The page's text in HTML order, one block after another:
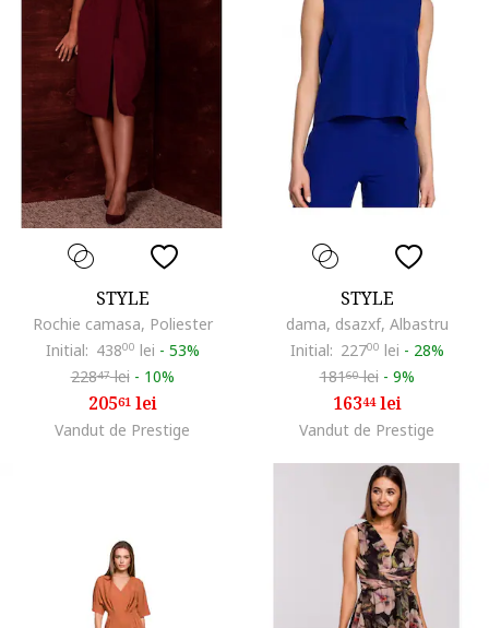
STYLE
Rochie camasa, Poliester
Initial: 43800 lei - 53%
22847lei - 10%
20561lei
Vandut de Prestige
STYLE
dama, dsazxf, Albastru
Initial: 22700 lei - 28%
18160lei - 9%
16344lei
Vandut de Prestige